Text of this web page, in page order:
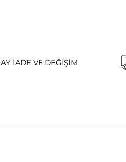
İADE VE DEĞIŞIM